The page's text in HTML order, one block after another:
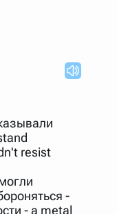
меню.
—
выведутся
первым
resist
-
- a metal